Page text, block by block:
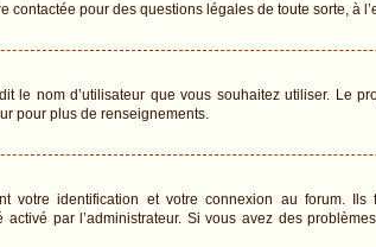
contactée pour des questions légales de toute sorte, à
le nom d’utilisateur que vous souhaitez utiliser. Le
pour plus de renseignements.
votre identification et votre connexion au forum. Ils
par l’administrateur. Si vous avez des